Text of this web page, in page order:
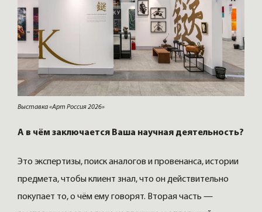
Выставка «Арт Россия 2026»
А в чём заключается Ваша научная деятельность?
Это экспертизы, поиск аналогов и провенанса, истории
предмета, чтобы клиент знал, что он действительно
покупает то, о чём ему говорят. Вторая часть —